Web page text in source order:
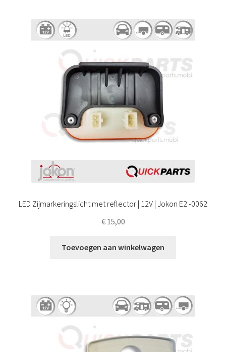
LED Zijmarkeringslicht met reflector | 12V | Jokon E2 -0062
€15,00
Toevoegen aan winkelwagen